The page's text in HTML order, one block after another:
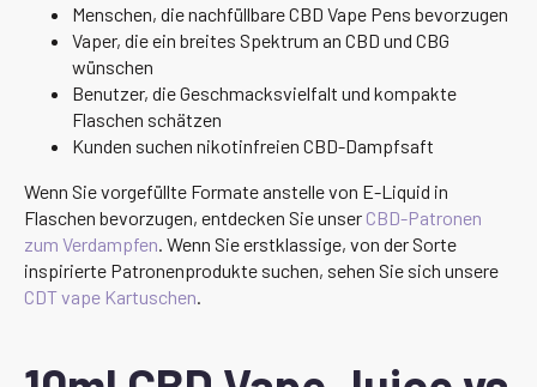
Menschen, die nachfüllbare CBD Vape Pens bevorzugen
Vaper, die ein breites Spektrum an CBD und CBG
wünschen
Benutzer, die Geschmacksvielfalt und kompakte
Flaschen schätzen
Kunden suchen nikotinfreien CBD-Dampfsaft
Wenn Sie vorgefüllte Formate anstelle von E-Liquid in
Flaschen bevorzugen, entdecken Sie unser CBD-Patronen
zum Verdampfen. Wenn Sie erstklassige, von der Sorte
inspirierte Patronenprodukte suchen, sehen Sie sich unsere
CDT vape Kartuschen.